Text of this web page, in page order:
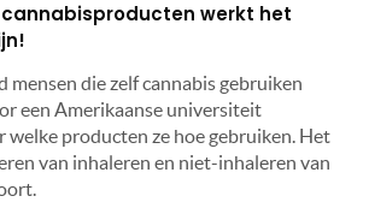
cannabisproducten werkt het
mensen die zelf cannabis gebruiken
een Amerikaanse universiteit
welke producten ze hoe gebruiken. Het
van inhaleren en niet-inhaleren van